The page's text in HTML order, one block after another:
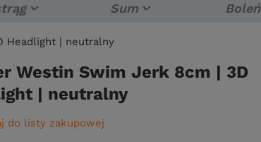
Sum Boleń
Headlight | neutralny
Westin Swim Jerk 8cm | 3D
| neutralny
do listy zakupowej